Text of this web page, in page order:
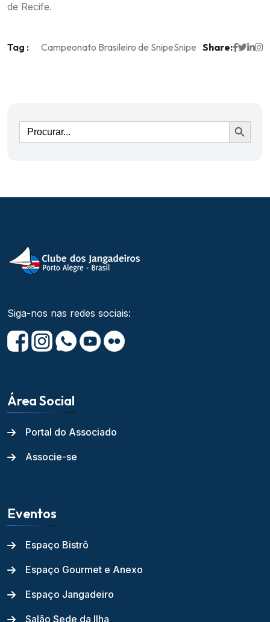
de Recife.
Tag : Campeonato Brasileiro de SnipeSnipe Share:
Ir
Siga-nos nas redes sociais:
Área Social
Portal do Associado
Associe-se
Eventos
Espaço Bistrô
Espaço Gourmet e Anexo
Espaço Jangadeiro
Salão Sede da Ilha